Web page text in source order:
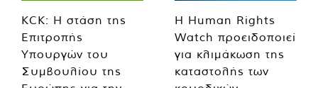
KCK: Η στάση της
Επιτροπής
Υπουργών του
Συμβουλίου της
Η Human Rights
Watch προειδοποιεί
για κλιμάκωση της
καταστολής των